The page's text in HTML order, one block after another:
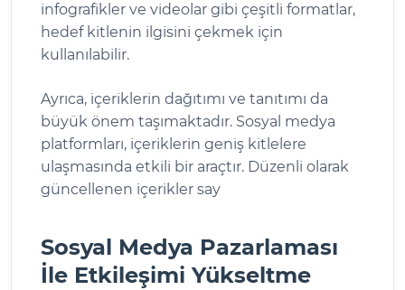
infografikler ve videolar gibi çeşitli formatlar,
hedef kitlenin ilgisini çekmek için
kullanılabilir.
Ayrıca, içeriklerin dağıtımı ve tanıtımı da
büyük önem taşımaktadır. Sosyal medya
platformları, içeriklerin geniş kitlelere
ulaşmasında etkili bir araçtır. Düzenli olarak
güncellenen içerikler say
Sosyal Medya Pazarlaması
İle Etkileşimi Yükseltme